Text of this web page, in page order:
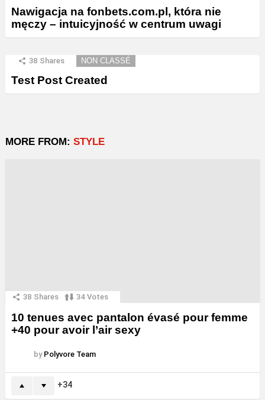
Nawigacja na fonbets.com.pl, która nie
męczy – intuicyjność w centrum uwagi
38 Shares NON CLASSÉ
Test Post Created
MORE FROM: STYLE
38 Shares 34 Votes
10 tenues avec pantalon évasé pour femme
+40 pour avoir l’air sexy
by Polyvore Team
34